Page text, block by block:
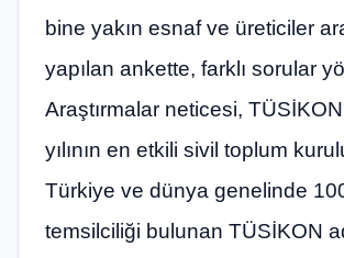
bine yakın esnaf ve üreticiler
yapılan ankette, farklı sorular
Araştırmalar neticesi,
yılının en etkili sivil toplum
Türkiye ve dünya genelinde
temsilciliği bulunan TÜSİKON